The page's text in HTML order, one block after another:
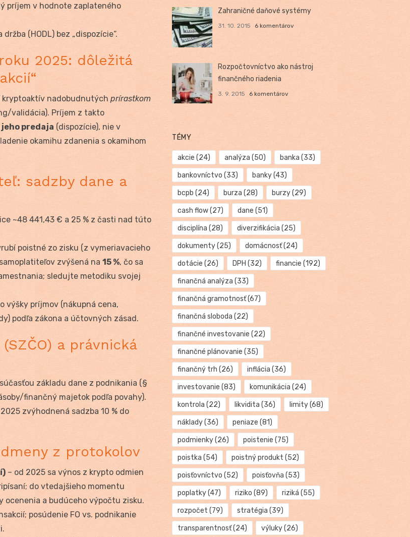
príjem v hodnote zaplateného
(HODL) bez „dispozície“.
2025: dôležitá
kryptoaktív nadobudnutých prírastkom
validácia). Príjem z takto
predaja (dispozície), nie v
okamihu zdanenia s okamihom
sadzby dane a
~48 441,43 € a 25 % z časti nad túto
poistné zo zisku (z vymeriavacieho
zvýšená na 15 %, čo sa
sledujte metodiku svojej
výšky príjmov (nákupná cena,
podľa zákona a účtovných zásad.
a právnická
základu dane z podnikania (§
finančný majetok podľa povahy).
zvýhodnená sadzba 10 % do
z protokolov
– od 2025 sa výnos z krypto odmien
do vtedajšieho momentu
a budúceho výpočtu zisku.
posúdenie FO vs. podnikanie
Zahraničné daňové systémy
31. 10. 2015 6 komentárov
Rozpočtovníctvo ako nástroj
finančného riadenia
3. 9. 2015 6 komentárov
TÉMY
akcie (24) analýza (50) banka (33)
bankovníctvo (33) banky(43)
bcpb (24) burza (28) burzy(29)
cash flow(27) dane (51)
disciplína (28) diverzifikácia (25)
dokumenty(25) domácnosť(24)
dotácie (26) DPH (32) financie (192)
finančná analýza (33)
finančná gramotnosť(67)
finančná sloboda (22)
finančné investovanie (22)
finančné plánovanie (35)
finančný trh (26) inflácia (36)
investovanie (83) komunikácia (24)
kontrola (22) likvidita (36) limity(68)
náklady(36) peniaze (81)
podmienky(26) poistenie (75)
poistka (54) poistný produkt (52)
poisťovníctvo (52) poisťovňa (53)
poplatky(47) riziko (89) riziká (55)
rozpočet (79) stratégia (39)
transparentnosť(24) výluky(26)